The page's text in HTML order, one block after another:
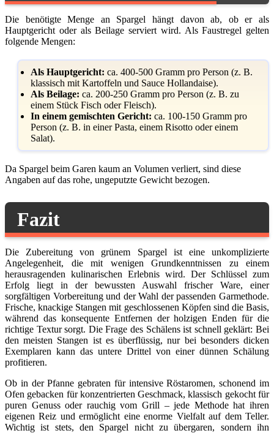
Die benötigte Menge an Spargel hängt davon ab, ob er als
Hauptgericht oder als Beilage serviert wird. Als Faustregel gelten
folgende Mengen:
Als Hauptgericht: ca. 400-500 Gramm pro Person (z. B.
klassisch mit Kartoffeln und Sauce Hollandaise).
Als Beilage: ca. 200-250 Gramm pro Person (z. B. zu
einem Stück Fisch oder Fleisch).
In einem gemischten Gericht: ca. 100-150 Gramm pro
Person (z. B. in einer Pasta, einem Risotto oder einem
Salat).
Da Spargel beim Garen kaum an Volumen verliert, sind diese
Angaben auf das rohe, ungeputzte Gewicht bezogen.
Fazit
Die Zubereitung von grünem Spargel ist eine unkomplizierte
Angelegenheit, die mit wenigen Grundkenntnissen zu einem
herausragenden kulinarischen Erlebnis wird. Der Schlüssel zum
Erfolg liegt in der bewussten Auswahl frischer Ware, einer
sorgfältigen Vorbereitung und der Wahl der passenden Garmethode.
Frische, knackige Stangen mit geschlossenen Köpfen sind die Basis,
während das konsequente Entfernen der holzigen Enden für die
richtige Textur sorgt. Die Frage des Schälens ist schnell geklärt: Bei
den meisten Stangen ist es überflüssig, nur bei besonders dicken
Exemplaren kann das untere Drittel von einer dünnen Schälung
profitieren.
Ob in der Pfanne gebraten für intensive Röstaromen, schonend im
Ofen gebacken für konzentrierten Geschmack, klassisch gekocht für
puren Genuss oder rauchig vom Grill – jede Methode hat ihren
eigenen Reiz und ermöglicht eine enorme Vielfalt auf dem Teller.
Wichtig ist stets, den Spargel nicht zu übergaren, sondern ihn